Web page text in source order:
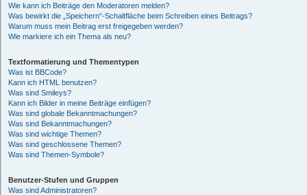
Wie kann ich Beiträge den Moderatoren melden?
Was bewirkt die „Speichern“-Schaltfläche beim Schreiben eines Beitrags?
Warum muss mein Beitrag erst freigegeben werden?
Wie markiere ich ein Thema als neu?
Textformatierung und Thementypen
Was ist BBCode?
Kann ich HTML benutzen?
Was sind Smileys?
Kann ich Bilder in meine Beiträge einfügen?
Was sind globale Bekanntmachungen?
Was sind Bekanntmachungen?
Was sind wichtige Themen?
Was sind geschlossene Themen?
Was sind Themen-Symbole?
Benutzer-Stufen und Gruppen
Was sind Administratoren?